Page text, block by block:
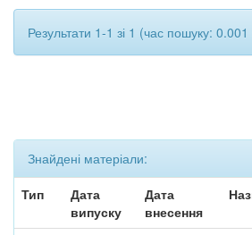
Результати 1-1 зі 1 (час пошуку:
Знайдені матеріали:
Тип
Дата
випуску
Дата
внесення